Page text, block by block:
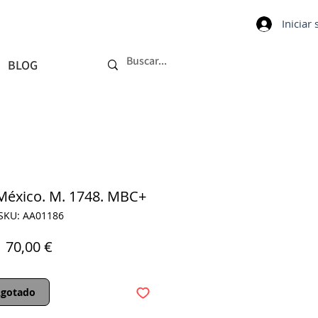
Iniciar
BLOG
M. 1748. MBC+
AA01186
70,00 €